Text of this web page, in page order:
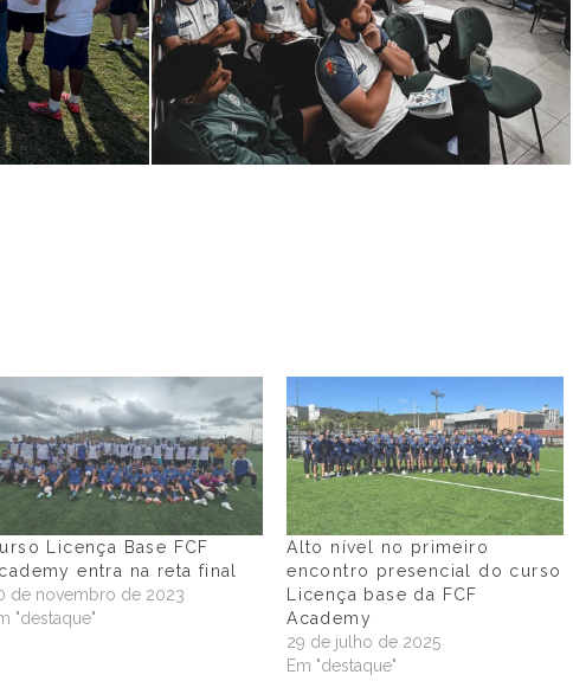
Licença Base FCF
entra na reta final
de novembro de 2023
"destaque"
Alto nível no primeiro
encontro presencial do curso
Licença base da FCF
Academy
29 de julho de 2025
Em "destaque"